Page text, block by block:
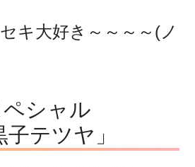
キ大好き～～～～(ノ
ペシャル
テツヤ」